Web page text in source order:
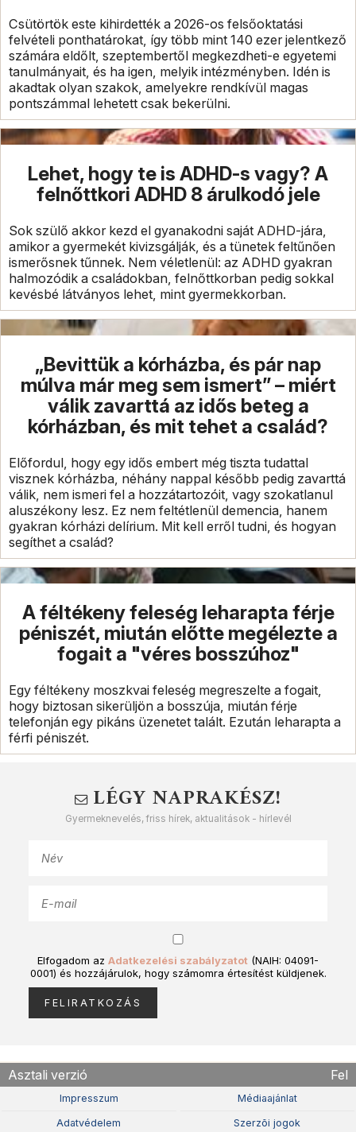
Csütörtök este kihirdették a 2026-os felsőoktatási
felvételi ponthatárokat, így több mint 140 ezer jelentkező
számára eldőlt, szeptembertől megkezdheti-e egyetemi
tanulmányait, és ha igen, melyik intézményben. Idén is
akadtak olyan szakok, amelyekre rendkívül magas
pontszámmal lehetett csak bekerülni.
Lehet, hogy te is ADHD-s vagy? A
felnőttkori ADHD 8 árulkodó jele
Sok szülő akkor kezd el gyanakodni saját ADHD-jára,
amikor a gyermekét kivizsgálják, és a tünetek feltűnően
ismerősnek tűnnek. Nem véletlenül: az ADHD gyakran
halmozódik a családokban, felnőttkorban pedig sokkal
kevésbé látványos lehet, mint gyermekkorban.
„Bevittük a kórházba, és pár nap
múlva már meg sem ismert” – miért
válik zavarttá az idős beteg a
kórházban, és mit tehet a család?
Előfordul, hogy egy idős embert még tiszta tudattal
visznek kórházba, néhány nappal később pedig zavarttá
válik, nem ismeri fel a hozzátartozóit, vagy szokatlanul
aluszékony lesz. Ez nem feltétlenül demencia, hanem
gyakran kórházi delírium. Mit kell erről tudni, és hogyan
segíthet a család?
A féltékeny feleség leharapta férje
péniszét, miután előtte megélezte a
fogait a "véres bosszúhoz"
Egy féltékeny moszkvai feleség megreszelte a fogait,
hogy biztosan sikerüljön a bosszúja, miután férje
telefonján egy pikáns üzenetet talált. Ezután leharapta a
férfi péniszét.
LÉGY NAPRAKÉSZ!
Gyermeknevelés, friss hírek, aktualitások - hírlevél
Elfogadom az Adatkezelési szabályzatot (NAIH: 04091-
0001) és hozzájárulok, hogy számomra értesítést küldjenek.
Asztali verzió Fel
Impresszum Médiaajánlat
Adatvédelem Szerzõi jogok